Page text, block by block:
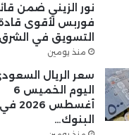
نور الزيني ضمن
فوربس لأقوى
التسويق في
منذ يومين
سعر الريال
اليوم الخميس 6
أغسطس 2026 في
البنوك…